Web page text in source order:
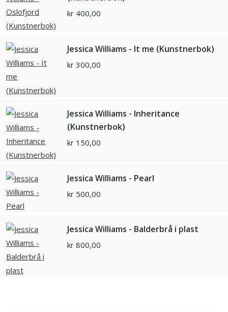
kr 400,00
Jessica Williams - It me (Kunstnerbok)
kr 300,00
Jessica Williams - Inheritance
(Kunstnerbok)
kr 150,00
Jessica Williams - Pearl
kr 500,00
Jessica Williams - Balderbrå i plast
kr 800,00